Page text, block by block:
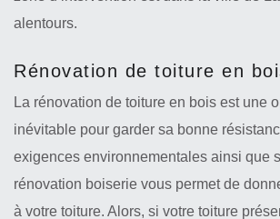
alentours.
Rénovation de toiture en
La rénovation de toiture en bois est une
inévitable pour garder sa bonne
exigences environnementales ainsi que
rénovation boiserie vous permet de
à votre toiture. Alors, si votre toiture